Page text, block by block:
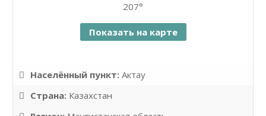
207°
Показать на карте
Населённый пункт: Актау
Страна: Казахстан